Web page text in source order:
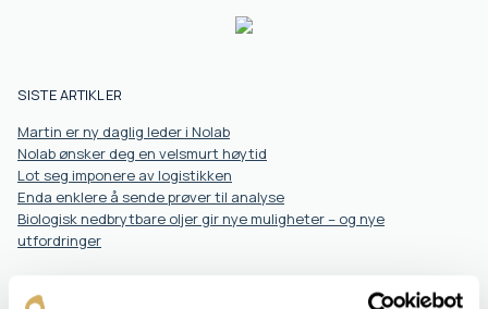
SISTE ARTIKLER
Martin er ny daglig leder i Nolab
Nolab ønsker deg en velsmurt høytid
Lot seg imponere av logistikken
Enda enklere å sende prøver til analyse
Biologisk nedbrytbare oljer gir nye muligheter – og nye
utfordringer